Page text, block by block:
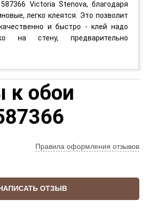
Victoria Stenova, благодаря
легко клеятся. Это позволит
и быстро - клей надо
на стену, предварительно
обои
Правила оформления отзывов
ОТЗЫВ